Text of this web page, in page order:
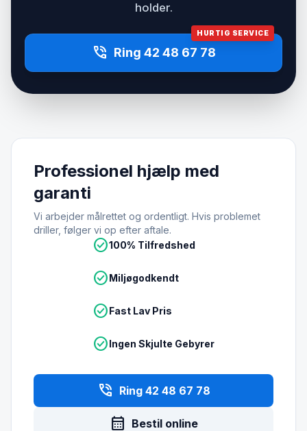
holder.
HURTIG SERVICE
phone_in_talk Ring 42 48 67 78
Professionel hjælp med
garanti
Vi arbejder målrettet og ordentligt. Hvis problemet
driller, følger vi op efter aftale.
check_circle100% Tilfredshed
check_circleMiljøgodkendt
check_circleFast Lav Pris
check_circleIngen Skjulte Gebyrer
phone_in_talk Ring 42 48 67 78
calendar_month Bestil online